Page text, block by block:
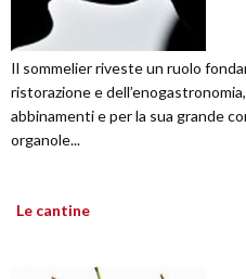
Il sommelier riveste un ruolo
ristorazione e
abbinamenti e per la sua grande
organole...
Le cantine